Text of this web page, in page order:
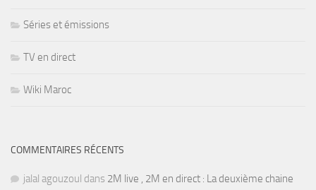
Séries et émissions
TV en direct
Wiki Maroc
COMMENTAIRES RÉCENTS
jalal agouzoul dans 2M live , 2M en direct : La deuxième chaine